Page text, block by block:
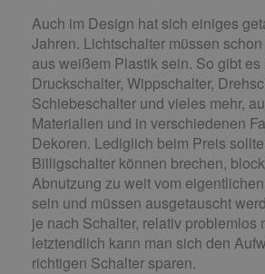
Auch im Design hat sich einiges
Jahren. Lichtschalter müssen
aus weißem Plastik sein. So gibt es
Druckschalter, Wippschalter,
Schiebeschalter und vieles mehr,
Materialien und in verschiedenen
Dekoren. Lediglich beim Preis
Billigschalter können brechen,
Abnutzung zu weit vom
sein und müssen ausgetauscht
je nach Schalter, relativ problemlos
letztendlich kann man sich den
richtigen Schalter sparen.